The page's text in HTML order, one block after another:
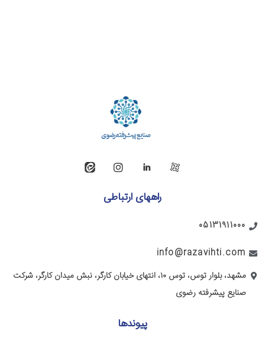
راههای ارتباطی
05131911000
info@razavihti.com
مشهد، بلوار توس، توس ۱۰، انتهای خیابان کارگر، نبش میدان کارگر، شرکت
صنایع پیشرفته رضوی
پیوندها